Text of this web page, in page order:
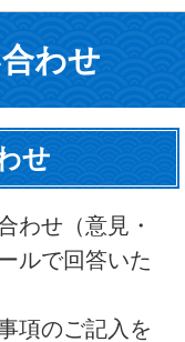
わせ
せ
わせ（意見・
ルで回答いた
項のご記入を